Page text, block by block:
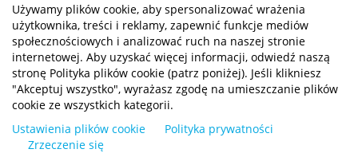
Używamy plików cookie, aby spersonalizować wrażenia
użytkownika, treści i reklamy, zapewnić funkcje mediów
społecznościowych i analizować ruch na naszej stronie
internetowej. Aby uzyskać więcej informacji, odwiedź naszą
stronę Polityka plików cookie (patrz poniżej). Jeśli klikniesz
"Akceptuj wszystko", wyrażasz zgodę na umieszczanie plików
cookie ze wszystkich kategorii.
Ustawienia plików cookie
Polityka prywatności
Zrzeczenie się